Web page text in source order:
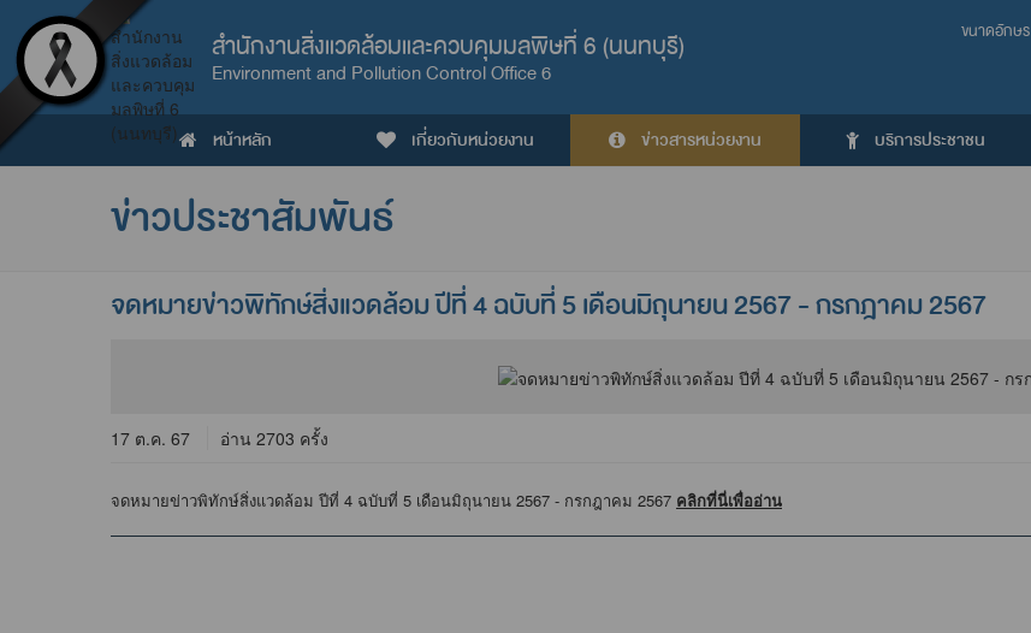
สำนักงานสิ่งแวดล้อมและควบคุมมลพิษที่ 6 (นนทบุรี)
Environment and Pollution Control Office 6
ขนาดอักษร
หน้าหลัก เกี่ยวกับหน่วยงาน ข่าวสารหน่วยงาน บริการประชาชน
ข่าวประชาสัมพันธ์
จดหมายข่าวพิทักษ์สิ่งแวดล้อม ปีที่ 4 ฉบับที่ 5 เดือนมิถุนายน 2567 - กรกฎาคม 2567
17 ต.ค. 67 อ่าน 2703 ครั้ง
จดหมายข่าวพิทักษ์สิ่งแวดล้อม ปีที่ 4 ฉบับที่ 5 เดือนมิถุนายน 2567 - กรกฎาคม 2567 คลิกที่นี่เพื่ออ่าน